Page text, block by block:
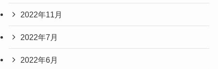
2022年11月
2022年7月
2022年6月